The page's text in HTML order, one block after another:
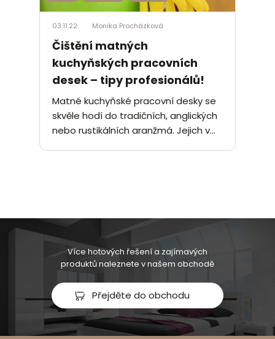
03.11.22 Monika Procházková
Čištění matných
kuchyňských pracovních
desek – tipy profesionálů!
Matné kuchyňské pracovní desky se
skvěle hodí do tradičních, anglických
nebo rustikálních aranžmá. Jejich v...
Více hotových řešení a zajímavých
produktů naleznete v našem obchodě
Přejděte do obchodu